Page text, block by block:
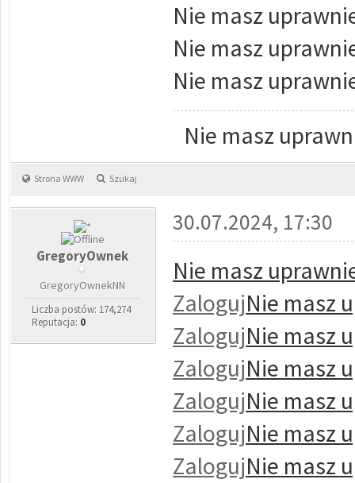
Nie masz
Nie masz
Nie masz
Nie masz
Strona WWW Szukaj
GregoryOwnek
GregoryOwnekNN
Liczba postów: 174,274
Reputacja: 0
30.07.2024, 17:30
Nie masz
ZalogujNie masz
ZalogujNie masz
ZalogujNie masz
ZalogujNie masz
ZalogujNie masz
ZalogujNie masz